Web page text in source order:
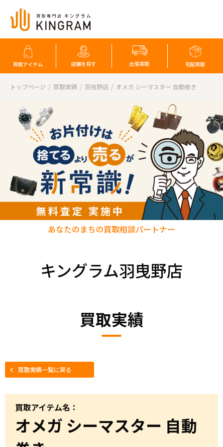
買取アイテム 店舗を探す 出張買取 宅配買取
トップページ 買取実績 羽曳野店 オメガ シーマスター 自動巻き
キングラム羽曳野店
あなたのまちの買取相談パートナー
買取実績
買取実績一覧に戻る
買取アイテム名：
オメガ シーマスター 自動